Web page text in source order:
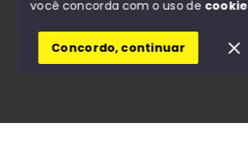
© Copyright 2026 - D'Casa Imóveis -
SITE PARA IMOBILIARIA
você concorda com o uso de
Concordo, continuar